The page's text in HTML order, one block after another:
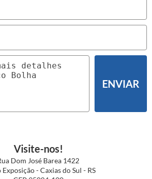
ENVIAR
Visite-nos!
Dom José Barea 1422
- Caxias do Sul - RS